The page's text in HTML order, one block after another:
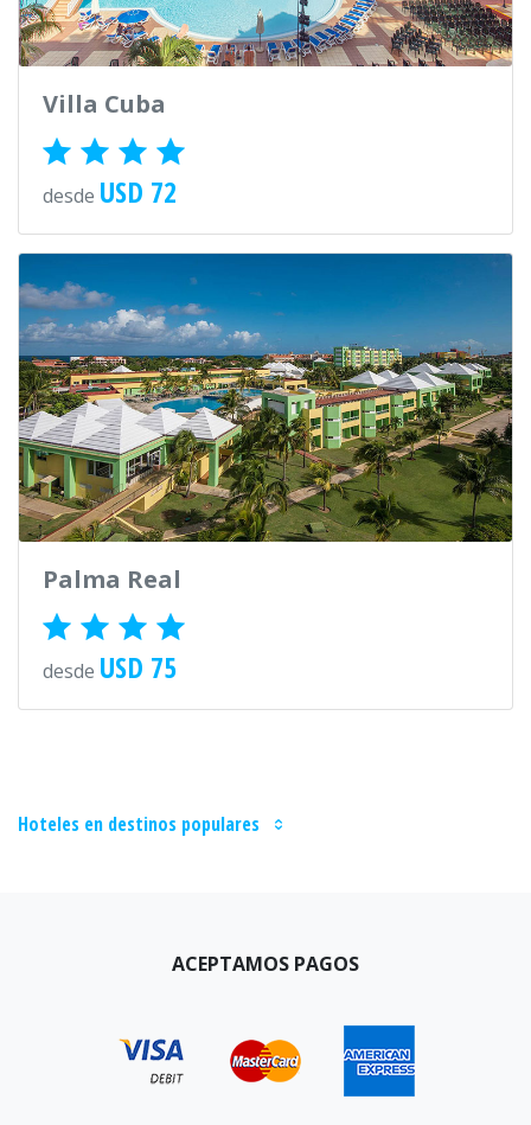
Villa Cuba
desde USD 72
Palma Real
desde USD 75
Hoteles en destinos populares
ACEPTAMOS PAGOS